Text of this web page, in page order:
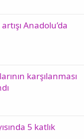
Anadolu’da
karşılanması
5 katlık